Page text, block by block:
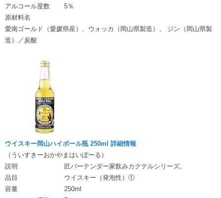
アルコール度数
5％
原材料名
愛南ゴールド（愛媛県産）、ウォッカ（岡山県製造）、 ジン（岡山県製
造）／炭酸
ウイスキー岡山ハイボール瓶 250ml 詳細情報
（ういすきーおかやまはいぼーる）
説明
匠バーテンダー家飲みカクテルシリーズ。
品目
ウイスキー（発泡性）①
容量
250ml